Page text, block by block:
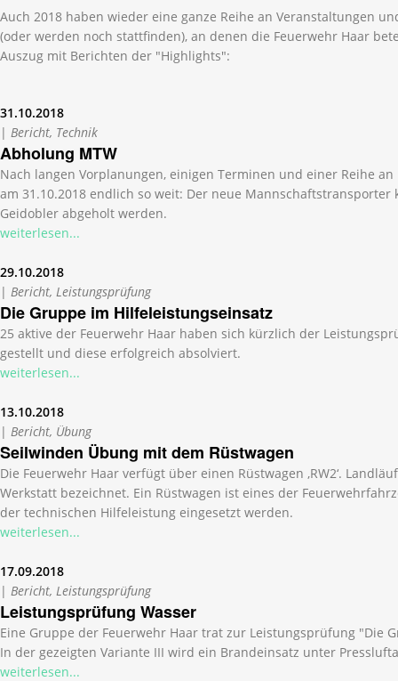
Auch 2018 haben wieder eine ganze Reihe an Veranstaltungen
(oder werden noch stattfinden), an denen die Feuerwehr Haar
Auszug mit Berichten der "Highlights":
31.10.2018
| Bericht, Technik
Abholung MTW
Nach langen Vorplanungen, einigen Terminen und einer Reihe
am 31.10.2018 endlich so weit: Der neue Mannschaftstransporter
Geidobler abgeholt werden.
weiterlesen...
29.10.2018
| Bericht, Leistungsprüfung
Die Gruppe im Hilfeleistungseinsatz
25 aktive der Feuerwehr Haar haben sich kürzlich der
gestellt und diese erfolgreich absolviert.
weiterlesen...
13.10.2018
| Bericht, Übung
Seilwinden Übung mit dem Rüstwagen
Die Feuerwehr Haar verfügt über einen Rüstwagen ‚RW2‘.
Werkstatt bezeichnet. Ein Rüstwagen ist eines der
der technischen Hilfeleistung eingesetzt werden.
weiterlesen...
17.09.2018
| Bericht, Leistungsprüfung
Leistungsprüfung Wasser
Eine Gruppe der Feuerwehr Haar trat zur Leistungsprüfung "Die
In der gezeigten Variante III wird ein Brandeinsatz unter
weiterlesen...